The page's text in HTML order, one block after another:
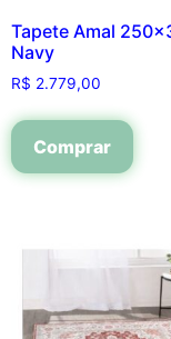
Tapete Amal
Navy
R$ 2.779,00
Comprar